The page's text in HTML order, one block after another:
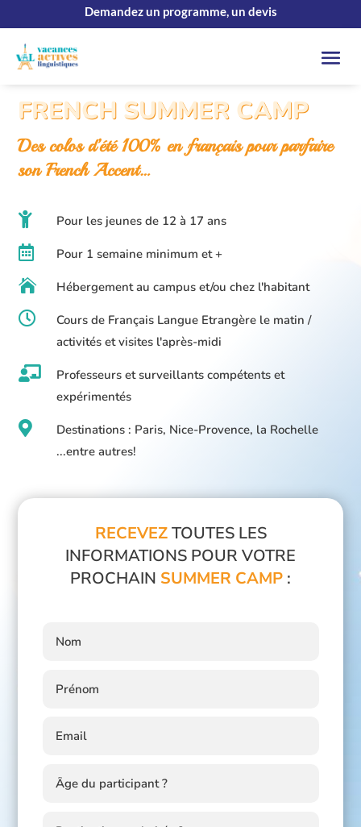
Demandez un programme, un devis
FRENCH SUMMER CAMP
Des colos d’été 100% en français pour parfaire
son French Accent…
 Pour les jeunes de 12 à 17 ans
 Pour 1 semaine minimum et +
 Hébergement au campus et/ou chez l'habitant

Cours de Français Langue Etrangère le matin /
activités et visites l'après-midi

Professeurs et surveillants compétents et
expérimentés

Destinations : Paris, Nice-Provence, la Rochelle
...entre autres!
RECEVEZTOUTES LES
INFORMATIONS POUR VOTRE
PROCHAIN SUMMER CAMP :